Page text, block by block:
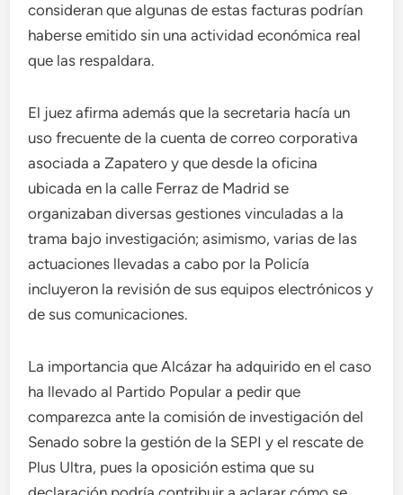
consideran que algunas de estas facturas podrían
haberse emitido sin una actividad económica real
que las respaldara.
El juez afirma además que la secretaria hacía un
uso frecuente de la cuenta de correo corporativa
asociada a Zapatero y que desde la oficina
ubicada en la calle Ferraz de Madrid se
organizaban diversas gestiones vinculadas a la
trama bajo investigación; asimismo, varias de las
actuaciones llevadas a cabo por la Policía
incluyeron la revisión de sus equipos electrónicos y
de sus comunicaciones.
La importancia que Alcázar ha adquirido en el caso
ha llevado al Partido Popular a pedir que
comparezca ante la comisión de investigación del
Senado sobre la gestión de la SEPI y el rescate de
Plus Ultra, pues la oposición estima que su